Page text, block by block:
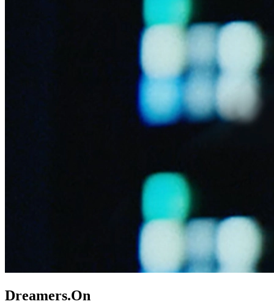
Dreamers.On